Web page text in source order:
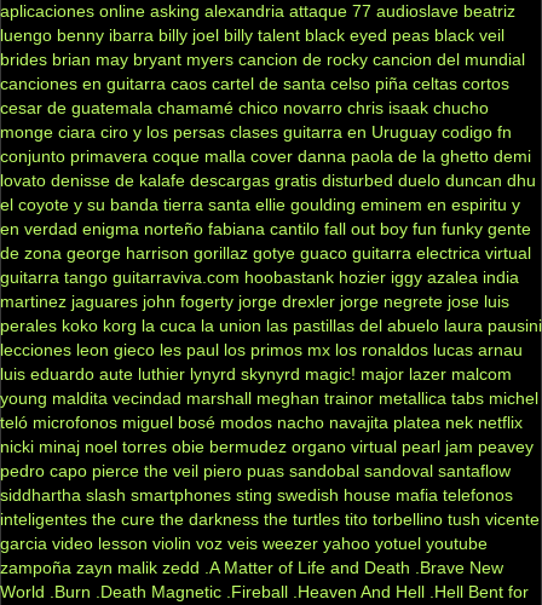
aplicaciones online asking alexandria attaque 77 audioslave beatriz
luengo benny ibarra billy joel billy talent black eyed peas black veil
brides brian may bryant myers cancion de rocky cancion del mundial
canciones en guitarra caos cartel de santa celso piña celtas cortos
cesar de guatemala chamamé chico novarro chris isaak chucho
monge ciara ciro y los persas clases guitarra en Uruguay codigo fn
conjunto primavera coque malla cover danna paola de la ghetto demi
lovato denisse de kalafe descargas gratis disturbed duelo duncan dhu
el coyote y su banda tierra santa ellie goulding eminem en espiritu y
en verdad enigma norteño fabiana cantilo fall out boy fun funky gente
de zona george harrison gorillaz gotye guaco guitarra electrica virtual
guitarra tango guitarraviva.com hoobastank hozier iggy azalea india
martinez jaguares john fogerty jorge drexler jorge negrete jose luis
perales koko korg la cuca la union las pastillas del abuelo laura pausini
lecciones leon gieco les paul los primos mx los ronaldos lucas arnau
luis eduardo aute luthier lynyrd skynyrd magic! major lazer malcom
young maldita vecindad marshall meghan trainor metallica tabs michel
teló microfonos miguel bosé modos nacho navajita platea nek netflix
nicki minaj noel torres obie bermudez organo virtual pearl jam peavey
pedro capo pierce the veil piero puas sandobal sandoval santaflow
siddhartha slash smartphones sting swedish house mafia telefonos
inteligentes the cure the darkness the turtles tito torbellino tush vicente
garcia video lesson violin voz veis weezer yahoo yotuel youtube
zampoña zayn malik zedd .A Matter of Life and Death
.Brave New
World
.Burn .Death Magnetic .Fireball .Heaven And Hell .Hell Bent for